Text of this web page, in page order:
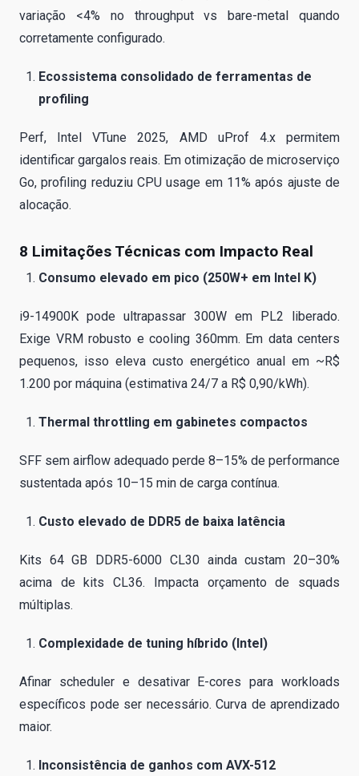
variação <4% no throughput vs bare-metal quando
corretamente configurado.
Ecossistema consolidado de ferramentas de
profiling
Perf, Intel VTune 2025, AMD uProf 4.x permitem
identificar gargalos reais. Em otimização de microserviço
Go, profiling reduziu CPU usage em 11% após ajuste de
alocação.
8 Limitações Técnicas com Impacto Real
Consumo elevado em pico (250W+ em Intel K)
i9-14900K pode ultrapassar 300W em PL2 liberado.
Exige VRM robusto e cooling 360mm. Em data centers
pequenos, isso eleva custo energético anual em ~R$
1.200 por máquina (estimativa 24/7 a R$ 0,90/kWh).
Thermal throttling em gabinetes compactos
SFF sem airflow adequado perde 8–15% de performance
sustentada após 10–15 min de carga contínua.
Custo elevado de DDR5 de baixa latência
Kits 64 GB DDR5-6000 CL30 ainda custam 20–30%
acima de kits CL36. Impacta orçamento de squads
múltiplas.
Complexidade de tuning híbrido (Intel)
Afinar scheduler e desativar E-cores para workloads
específicos pode ser necessário. Curva de aprendizado
maior.
Inconsistência de ganhos com AVX-512